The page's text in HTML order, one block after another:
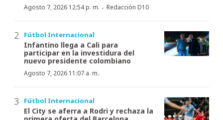
Agosto 7, 2026 12:54 p. m. · Redacción D10
Fútbol Internacional
Infantino llega a Cali para
participar en la investidura del
nuevo presidente colombiano
Agosto 7, 2026 11:07 a. m.
Fútbol Internacional
El City se aferra a Rodri y rechaza la